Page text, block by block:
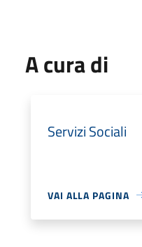
A cura di
Servizi Sociali
VAI ALLA PAGINA